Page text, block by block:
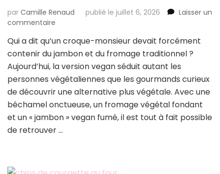
par Camille Renaud publié le juillet 6, 2026
Laisser un
commentaire
monsieur
vegan
:
la
recette
ultra
gourmande
qui
oublier
Qui a dit qu’un croque-monsieur devait forcément
contenir du jambon et du fromage traditionnel ?
Aujourd’hui, la version vegan séduit autant les
personnes végétaliennes que les gourmands curieux
de découvrir une alternative plus végétale. Avec une
béchamel onctueuse, un fromage végétal fondant
et un « jambon » vegan fumé, il est tout à fait possible
de retrouver …